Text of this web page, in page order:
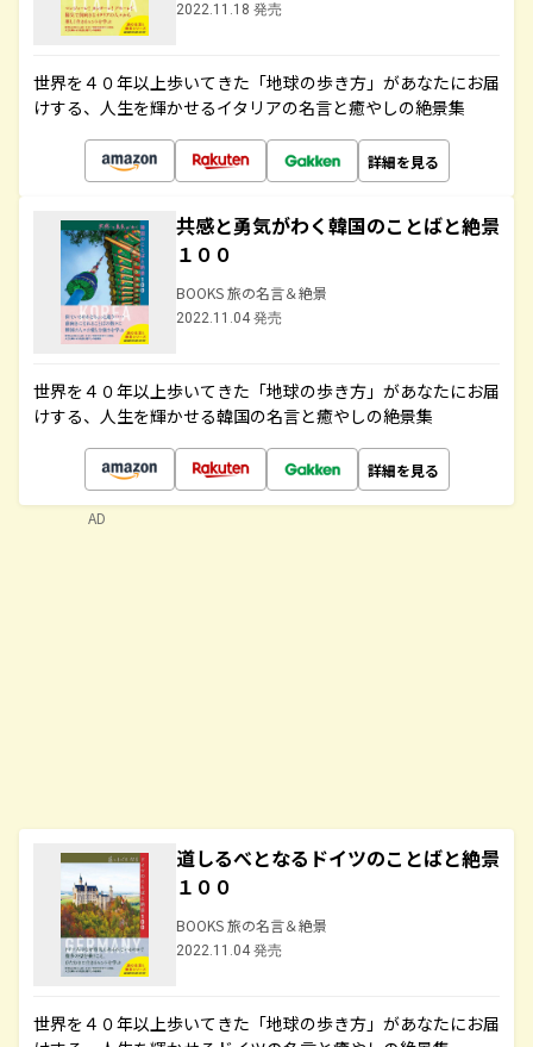
2022.11.18 発売
世界を４０年以上歩いてきた「地球の歩き方」があなたにお届
けする、人生を輝かせるイタリアの名言と癒やしの絶景集
詳細を見る
共感と勇気がわく韓国のことばと絶景
１００
BOOKS 旅の名言＆絶景
2022.11.04 発売
世界を４０年以上歩いてきた「地球の歩き方」があなたにお届
けする、人生を輝かせる韓国の名言と癒やしの絶景集
詳細を見る
道しるべとなるドイツのことばと絶景
１００
BOOKS 旅の名言＆絶景
2022.11.04 発売
世界を４０年以上歩いてきた「地球の歩き方」があなたにお届
AD